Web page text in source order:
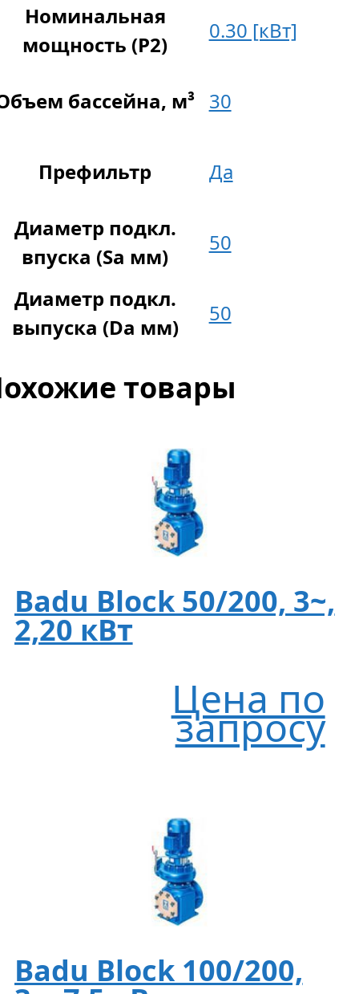
Номинальная
мощность (P2)
0.30 [кВт]
бассейна, м³ 30
Префильтр Да
Диаметр подкл.
впуска (Sa мм)
50
Диаметр подкл.
выпуска (Da мм)
50
товары
Badu Block 50/200, 3~,
2,20 кВт
Цена по
запросу
Badu Block 100/200,